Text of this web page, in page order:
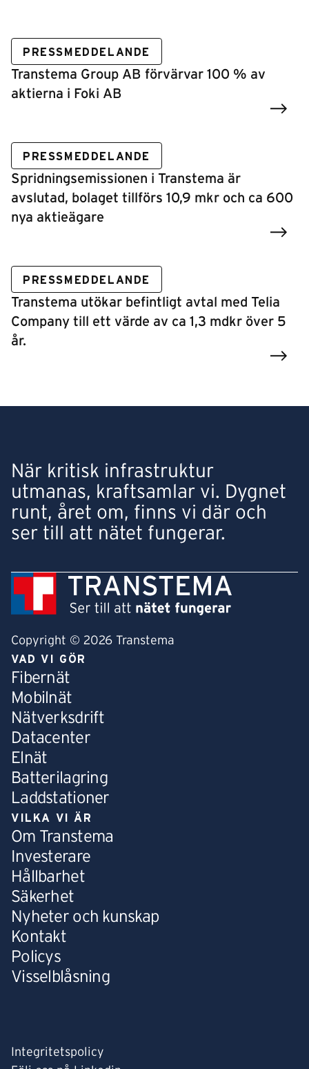
PRESSMEDDELANDE
Transtema Group AB förvärvar 100 % av
aktierna i Foki AB
PRESSMEDDELANDE
Spridningsemissionen i Transtema är
avslutad, bolaget tillförs 10,9 mkr och ca 600
nya aktieägare
PRESSMEDDELANDE
Transtema utökar befintligt avtal med Telia
Company till ett värde av ca 1,3 mdkr över 5
år.
När kritisk infrastruktur
utmanas, kraftsamlar vi. Dygnet
runt, året om, finns vi där och
ser till att nätet fungerar.
Copyright © 2026 Transtema
VAD VI GÖR
Fibernät
Mobilnät
Nätverksdrift
Datacenter
Elnät
Batterilagring
Laddstationer
VILKA VI ÄR
Om Transtema
Investerare
Hållbarhet
Säkerhet
Nyheter och kunskap
Kontakt
Policys
Visselblåsning
Integritetspolicy